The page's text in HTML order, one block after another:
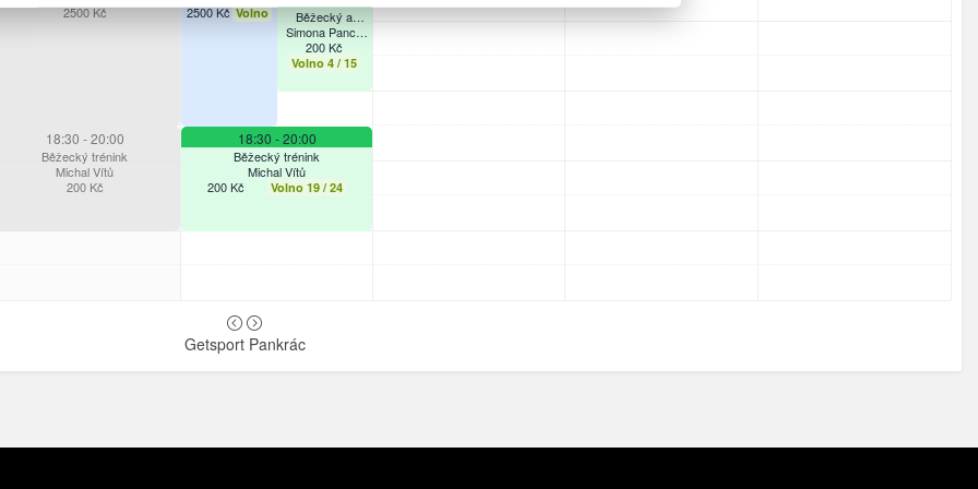
Švarcová
2500Kč
18:30 - 20:00
Běžecký trénink
Michal Vítů
200 Kč
VŠECHNY
varianty
Simona Pancíř
Švarcová
2500Kč Volno
18:30 - 20:00
Běžecký trénink
Michal Vítů
200Kč Volno19 / 24
Běžecký a
kompenzační
trénink
Simona Pancíř
Švarcová
200Kč
Volno4 / 15
Getsport Pankrác